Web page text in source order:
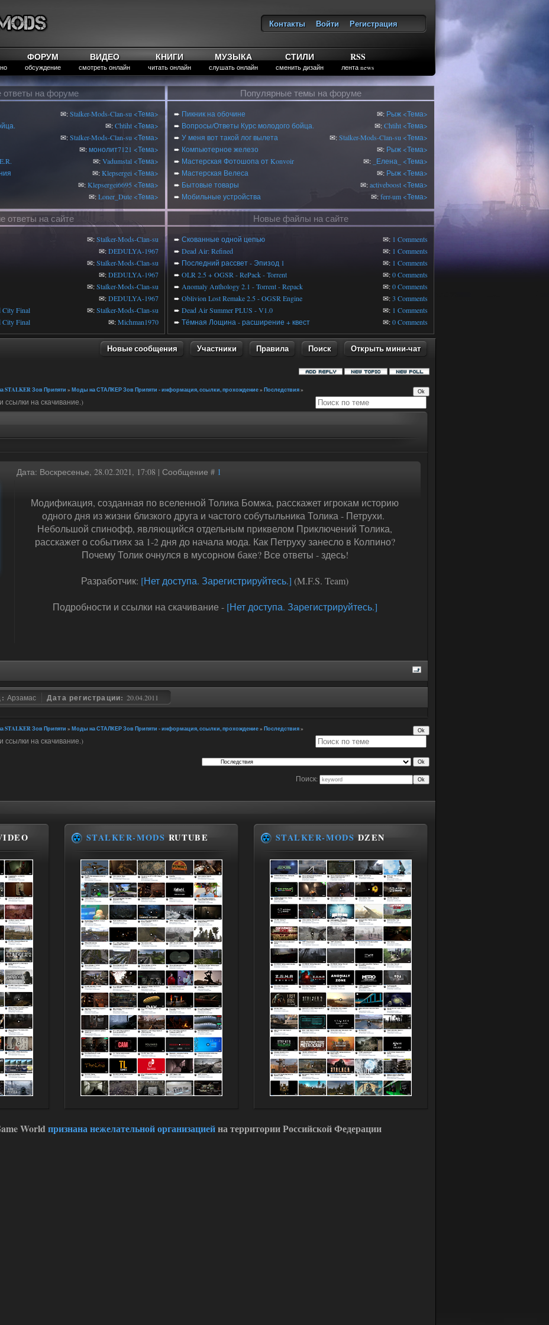
Контакты Войти
Регистрация
ФОРУМ
обсуждение
ВИДЕО
смотреть онлайн
КНИГИ
читать онлайн
МУЗЫКА
слушать онлайн
СТИЛИ
сменить дизайн
RSS
лента news
ответы на форуме
✉:Stalker-Mods-Clan-su <Тема>
✉:Chtiht <Тема>
✉:Stalker-Mods-Clan-su <Тема>
✉:монолит7121 <Тема>
✉:Vadumstal <Тема>
✉:Klepsergei <Тема>
✉:Klepsergei6695 <Тема>
✉:Loner_Dute <Тема>
Популярные темы на форуме
➨ Пикник на обочине ✉: Рыж <Тема>
➨ Вопросы/Ответы Курс молодого бойца. ✉:Chtiht <Тема>
➨ У меня вот такой лог вылета ✉:Stalker-Mods-Clan-su <Тема>
➨ Компьютерное железо ✉: Рыж <Тема>
➨ Мастерская Фотошопа от Konvoir ✉: _Елена_
<Тема>
➨ Мастерская Велеса ✉: Рыж <Тема>
➨ Бытовые товары ✉:activeboost <Тема>
➨ Мобильные устройства ✉:ferr-um <Тема>
ответы на сайте
✉:Stalker-Mods-Clan-su
✉:DEDULYA-1967
✉:Stalker-Mods-Clan-su
✉:DEDULYA-1967
✉:Stalker-Mods-Clan-su
✉:DEDULYA-1967
Final ✉:Stalker-Mods-Clan-su
Final ✉:Michman1970
Новые файлы на сайте
➨ Скованные одной цепью ✉: 1 Comments
➨ Dead Air: Refined ✉: 1 Comments
➨ Последний рассвет - Эпизод 1 ✉: 1 Comments
➨ OLR 2.5 + OGSR - RePack - Torrent ✉:0 Comments
➨ Anomaly Anthology 2.1 - Torrent - Repack ✉:0 Comments
➨ Oblivion Lost Remake 2.5 - OGSR Engine ✉:3 Comments
➨ Dead Air Summer PLUS - V1.0 ✉: 1 Comments
➨ Тёмная Лощина - расширение + квест ✉:0 Comments
Новые сообщения Участники Правила Поиск Открыть мини-чат
STALKER Зов Припяти » Моды на СТАЛКЕР Зов Припяти - информация, ссылки, прохождение» Последствия»
на скачивание.)
Дата: Воскресенье, 28.02.2021, 17:08 | Сообщение # 1
Модификация, созданная по вселенной Толика Бомжа, расскажет игрокам историю
одного дня из жизни близкого друга и частого собутыльника Толика - Петрухи.
Небольшой спинофф, являющийся отдельным приквелом Приключений Толика,
расскажет о событиях за 1-2 дня до начала мода. Как Петруху занесло в Колпино?
Почему Толик очнулся в мусорном баке? Все ответы - здесь!
Разработчик: [Нет доступа. Зарегистрируйтесь.] (M.F.S. Team)
Подробности и ссылки на скачивание - [Нет доступа. Зарегистрируйтесь.]
Арзамас Дата регистрации: 20.04.2011
STALKER Зов Припяти » Моды на СТАЛКЕР Зов Припяти - информация, ссылки, прохождение» Последствия»
на скачивание.)
Поиск:
STALKER-MODS RUTUBE STALKER-MODS DZEN
Worldпризнана нежелательной организациейна территории Российской Федерации